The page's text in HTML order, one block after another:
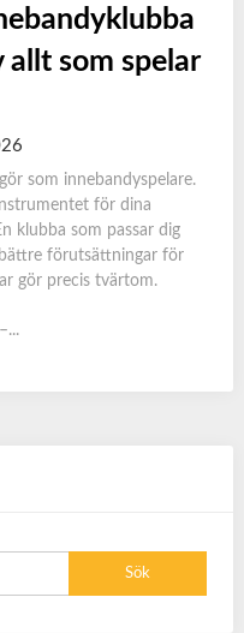
allt som spelar
som innebandyspelare.
för dina
klubba som passar dig
förutsättningar för
gör precis tvärtom.